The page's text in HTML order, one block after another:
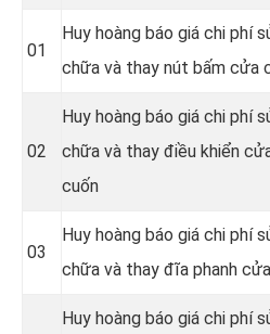
01
Huy hoàng báo giá chi phí
chữa và thay nút bấm cửa
02
Huy hoàng báo giá chi phí
chữa và thay điều khiển
cuốn
03
Huy hoàng báo giá chi phí
chữa và thay đĩa phanh
Huy hoàng báo giá chi phí